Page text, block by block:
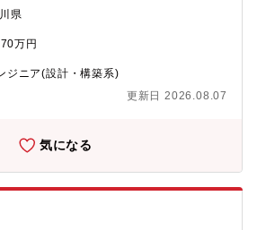
きる環境であり、自身の市場価値向上に
about/column/?ref=4CareerAG・営
about/column/column023.html?
■自社インフラ基盤×100種類を超える自
ビスを展開しております。そのため、専
浸透率は80%を超えております。そのた
析等の主要テーマにいち早くアプローチ
組織名】社会ビジネスユニット 公共シ
について（概要・ミッション）】公共シ
庁、自治体、外郭団体等、公共・社会分
を適用することで、デジタルトランスフ
いながらキャリアアップ、スキルアップ
エンジニアを募集いたします。なお、希
アプラン等について、面接時にお聞かせ
オンプレミス環境でのプラットフォーム
ルウェアのプレ・調達から設計～構築
様へ納めることを専門とした部署にて、
県
万円
ジニア(設計・構築系)
更新日 2026.08.07
気になる